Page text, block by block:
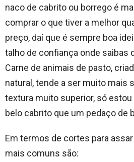
naco de cabrito ou borrego é
comprar o que tiver a melhor
preço, daí que é sempre boa
talho de confiança onde saibas
Carne de animais de pasto,
natural, tende a ser muito mais
textura muito superior, só estou
belo cabrito que um pedaço de
Em termos de cortes para
mais comuns são: